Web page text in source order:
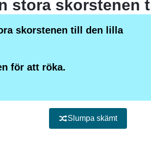
skorstenen till den lilla
för att röka.
Slumpa skämt